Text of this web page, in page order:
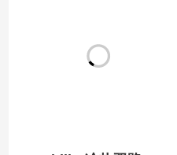
应时，需要冷热恒温控制
时稳定运⾏。 产品特点